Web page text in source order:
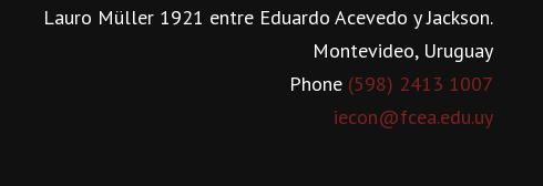
Lauro Müller 1921 entre Eduardo Acevedo y Jackson.
Montevideo, Uruguay
Phone (598) 2413 1007
iecon@fcea.edu.uy